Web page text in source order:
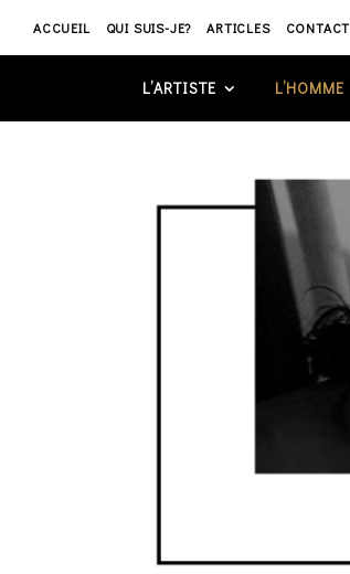
ACCUEIL QUI SUIS-JE? ARTICLES CONTACT
L’ARTISTE L’HOMME